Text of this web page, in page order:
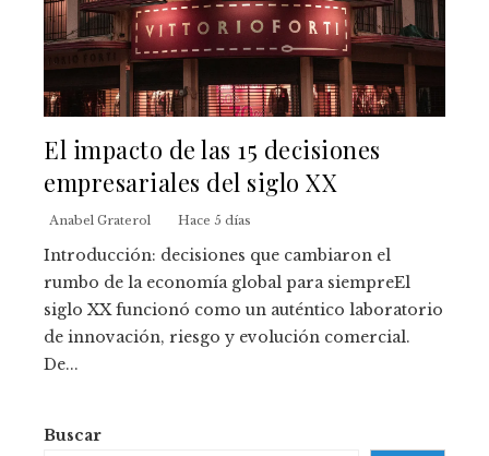
El impacto de las 15 decisiones
empresariales del siglo XX
Anabel Graterol Hace 5 días
Introducción: decisiones que cambiaron el
rumbo de la economía global para siempreEl
siglo XX funcionó como un auténtico laboratorio
de innovación, riesgo y evolución comercial.
De...
Buscar